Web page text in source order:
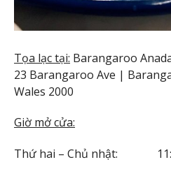
Tọa lạc tại: Barangaroo
23 Barangaroo Ave |
Wales 2000
Giờ mở cửa:
Thứ hai – Chủ nhật: